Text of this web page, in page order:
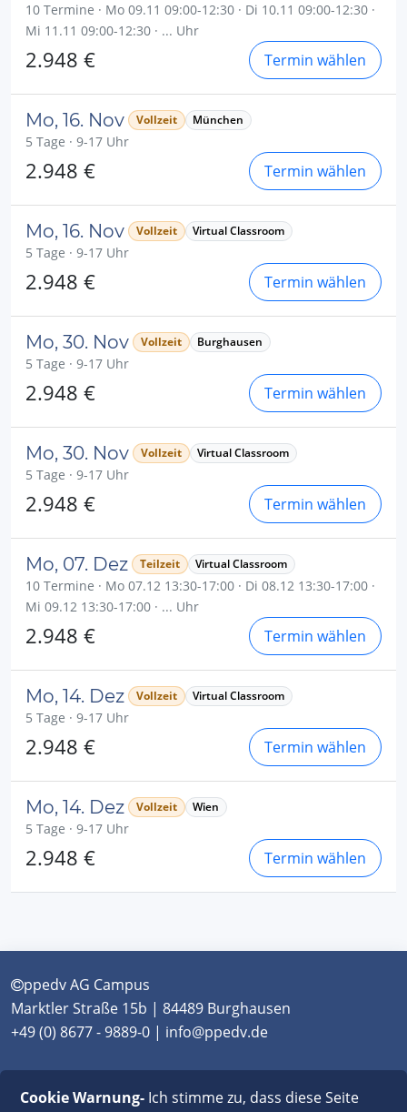
10 Termine · Mo 09.11 09:00-12:30 · Di 10.11 09:00-12:30 ·
Mi 11.11 09:00-12:30 · ... Uhr
2.948 € Termin wählen
Mo, 16. Nov Vollzeit München
5 Tage · 9-17 Uhr
2.948 € Termin wählen
Mo, 16. Nov Vollzeit Virtual Classroom
5 Tage · 9-17 Uhr
2.948 € Termin wählen
Mo, 30. Nov Vollzeit Burghausen
5 Tage · 9-17 Uhr
2.948 € Termin wählen
Mo, 30. Nov Vollzeit Virtual Classroom
5 Tage · 9-17 Uhr
2.948 € Termin wählen
Mo, 07. Dez Teilzeit Virtual Classroom
10 Termine · Mo 07.12 13:30-17:00 · Di 08.12 13:30-17:00 ·
Mi 09.12 13:30-17:00 · ... Uhr
2.948 € Termin wählen
Mo, 14. Dez Vollzeit Virtual Classroom
5 Tage · 9-17 Uhr
2.948 € Termin wählen
Mo, 14. Dez Vollzeit Wien
5 Tage · 9-17 Uhr
2.948 € Termin wählen
ppedv AG Campus
Marktler Straße 15b | 84489 Burghausen
+49 (0) 8677 - 9889-0 | info@ppedv.de
Cookie Warnung-Ich stimme zu, dass diese Seite